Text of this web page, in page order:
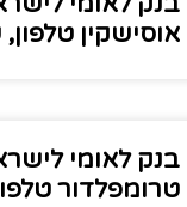
אוסישקין
בנק לאומי
טרומפלדור